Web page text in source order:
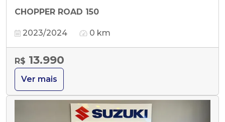
CHOPPER ROAD 150
2023/2024 0 km
R$ 13.990
Ver mais